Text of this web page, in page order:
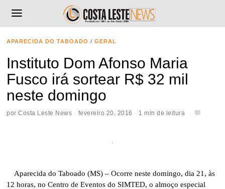
APARECIDA DO TABOADO / GERAL
Instituto Dom Afonso Maria
Fusco irá sortear R$ 32 mil
neste domingo
porCosta Leste News fevereiro 20, 2016 1 min de leitura
Aparecida do Taboado (MS) – Ocorre neste domingo, dia 21, às
12 horas, no Centro de Eventos do SIMTED, o almoço especial